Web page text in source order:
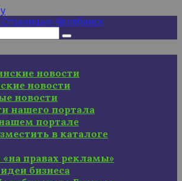
новости
новости
новости
нашего портала
портале
в каталоге
«на правах рекламы»
бизнеса